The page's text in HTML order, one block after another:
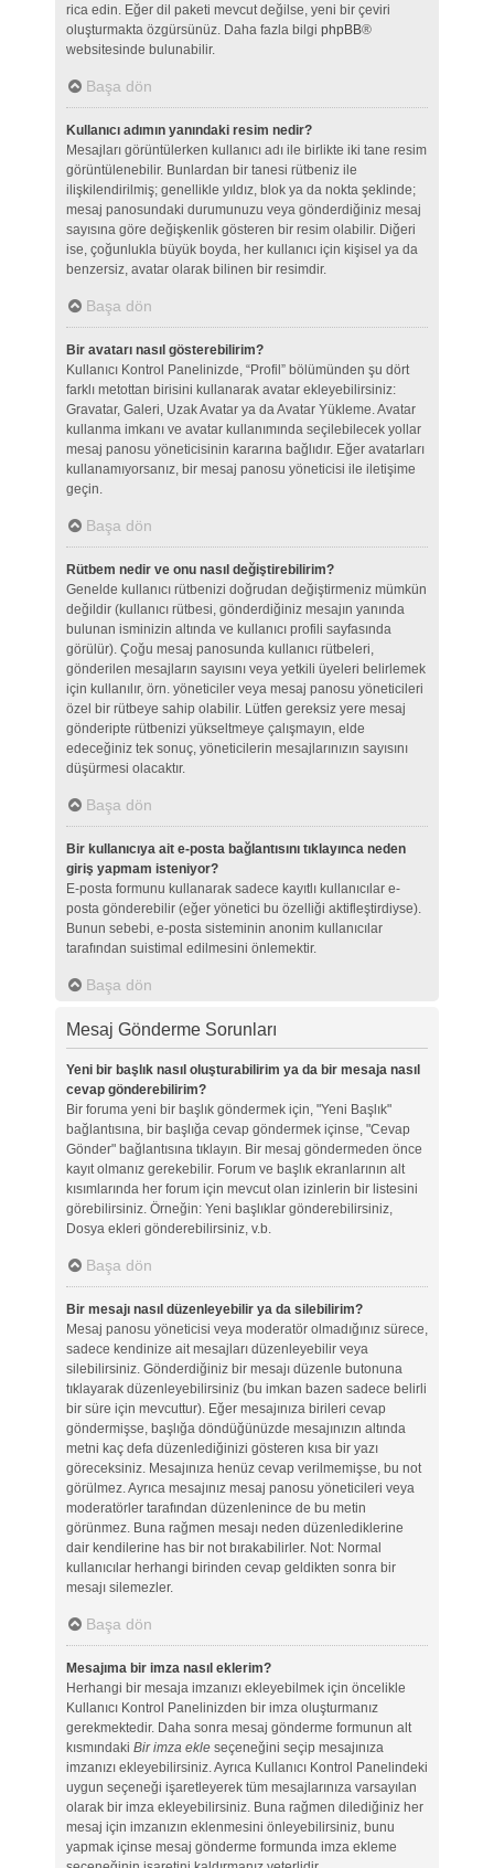
rica edin. Eğer dil paketi mevcut değilse, yeni bir çeviri
oluşturmakta özgürsünüz. Daha fazla bilgi phpBB®
websitesinde bulunabilir.
Başa dön
Kullanıcı adımın yanındaki resim nedir?
Mesajları görüntülerken kullanıcı adı ile birlikte iki tane resim
görüntülenebilir. Bunlardan bir tanesi rütbeniz ile
ilişkilendirilmiş; genellikle yıldız, blok ya da nokta şeklinde;
mesaj panosundaki durumunuzu veya gönderdiğiniz mesaj
sayısına göre değişkenlik gösteren bir resim olabilir. Diğeri
ise, çoğunlukla büyük boyda, her kullanıcı için kişisel ya da
benzersiz, avatar olarak bilinen bir resimdir.
Başa dön
Bir avatarı nasıl gösterebilirim?
Kullanıcı Kontrol Panelinizde, “Profil” bölümünden şu dört
farklı metottan birisini kullanarak avatar ekleyebilirsiniz:
Gravatar, Galeri, Uzak Avatar ya da Avatar Yükleme. Avatar
kullanma imkanı ve avatar kullanımında seçilebilecek yollar
mesaj panosu yöneticisinin kararına bağlıdır. Eğer avatarları
kullanamıyorsanız, bir mesaj panosu yöneticisi ile iletişime
geçin.
Başa dön
Rütbem nedir ve onu nasıl değiştirebilirim?
Genelde kullanıcı rütbenizi doğrudan değiştirmeniz mümkün
değildir (kullanıcı rütbesi, gönderdiğiniz mesajın yanında
bulunan isminizin altında ve kullanıcı profili sayfasında
görülür). Çoğu mesaj panosunda kullanıcı rütbeleri,
gönderilen mesajların sayısını veya yetkili üyeleri belirlemek
için kullanılır, örn. yöneticiler veya mesaj panosu yöneticileri
özel bir rütbeye sahip olabilir. Lütfen gereksiz yere mesaj
gönderipte rütbenizi yükseltmeye çalışmayın, elde
edeceğiniz tek sonuç, yöneticilerin mesajlarınızın sayısını
düşürmesi olacaktır.
Başa dön
Bir kullanıcıya ait e-posta bağlantısını tıklayınca neden
giriş yapmam isteniyor?
E-posta formunu kullanarak sadece kayıtlı kullanıcılar e-
posta gönderebilir (eğer yönetici bu özelliği aktifleştirdiyse).
Bunun sebebi, e-posta sisteminin anonim kullanıcılar
tarafından suistimal edilmesini önlemektir.
Başa dön
Mesaj Gönderme Sorunları
Yeni bir başlık nasıl oluşturabilirim ya da bir mesaja nasıl
cevap gönderebilirim?
Bir foruma yeni bir başlık göndermek için, "Yeni Başlık"
bağlantısına, bir başlığa cevap göndermek içinse, "Cevap
Gönder" bağlantısına tıklayın. Bir mesaj göndermeden önce
kayıt olmanız gerekebilir. Forum ve başlık ekranlarının alt
kısımlarında her forum için mevcut olan izinlerin bir listesini
görebilirsiniz. Örneğin: Yeni başlıklar gönderebilirsiniz,
Dosya ekleri gönderebilirsiniz, v.b.
Başa dön
Bir mesajı nasıl düzenleyebilir ya da silebilirim?
Mesaj panosu yöneticisi veya moderatör olmadığınız sürece,
sadece kendinize ait mesajları düzenleyebilir veya
silebilirsiniz. Gönderdiğiniz bir mesajı düzenle butonuna
tıklayarak düzenleyebilirsiniz (bu imkan bazen sadece belirli
bir süre için mevcuttur). Eğer mesajınıza birileri cevap
göndermişse, başlığa döndüğünüzde mesajınızın altında
metni kaç defa düzenlediğinizi gösteren kısa bir yazı
göreceksiniz. Mesajınıza henüz cevap verilmemişse, bu not
görülmez. Ayrıca mesajınız mesaj panosu yöneticileri veya
moderatörler tarafından düzenlenince de bu metin
görünmez. Buna rağmen mesajı neden düzenlediklerine
dair kendilerine has bir not bırakabilirler. Not: Normal
kullanıcılar herhangi birinden cevap geldikten sonra bir
mesajı silemezler.
Başa dön
Mesajıma bir imza nasıl eklerim?
Herhangi bir mesaja imzanızı ekleyebilmek için öncelikle
Kullanıcı Kontrol Panelinizden bir imza oluşturmanız
gerekmektedir. Daha sonra mesaj gönderme formunun alt
kısmındaki Bir imza ekleseçeneğini seçip mesajınıza
imzanızı ekleyebilirsiniz. Ayrıca Kullanıcı Kontrol Panelindeki
uygun seçeneği işaretleyerek tüm mesajlarınıza varsayılan
olarak bir imza ekleyebilirsiniz. Buna rağmen dilediğiniz her
mesaj için imzanızın eklenmesini önleyebilirsiniz, bunu
yapmak içinse mesaj gönderme formunda imza ekleme